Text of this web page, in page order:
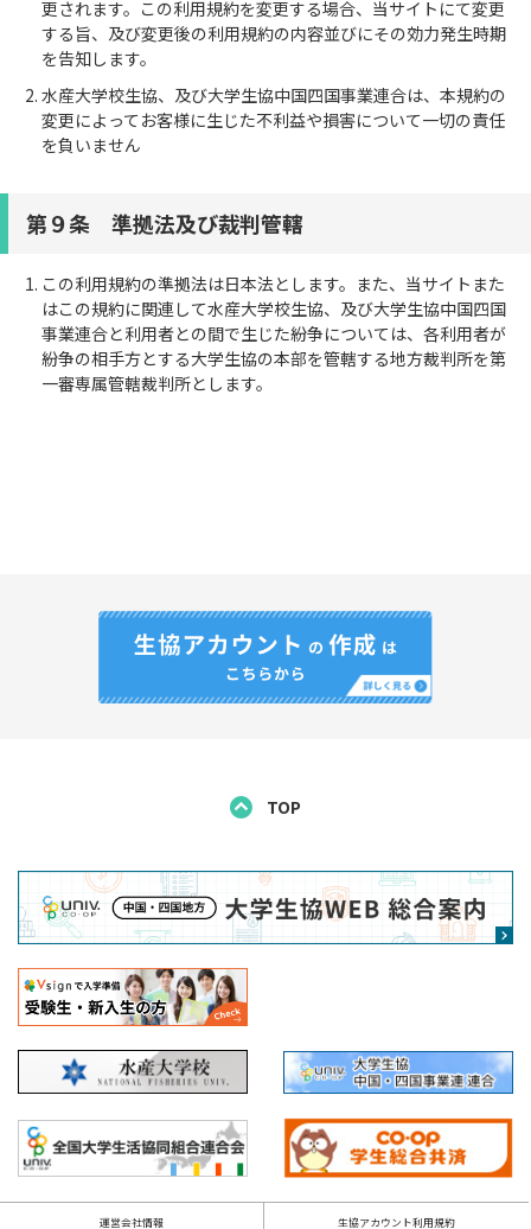
更されます。この利用規約を変更する場合、当サイトにて変更
する旨、及び変更後の利用規約の内容並びにその効力発生時期
を告知します。
水産大学校生協、及び大学生協中国四国事業連合は、本規約の
変更によってお客様に生じた不利益や損害について一切の責任
を負いません
第９条 準拠法及び裁判管轄
この利用規約の準拠法は日本法とします。また、当サイトまた
はこの規約に関連して水産大学校生協、及び大学生協中国四国
事業連合と利用者との間で生じた紛争については、各利用者が
紛争の相手方とする大学生協の本部を管轄する地方裁判所を第
一審専属管轄裁判所とします。
TOP
運営会社情報 生協アカウント利用規約